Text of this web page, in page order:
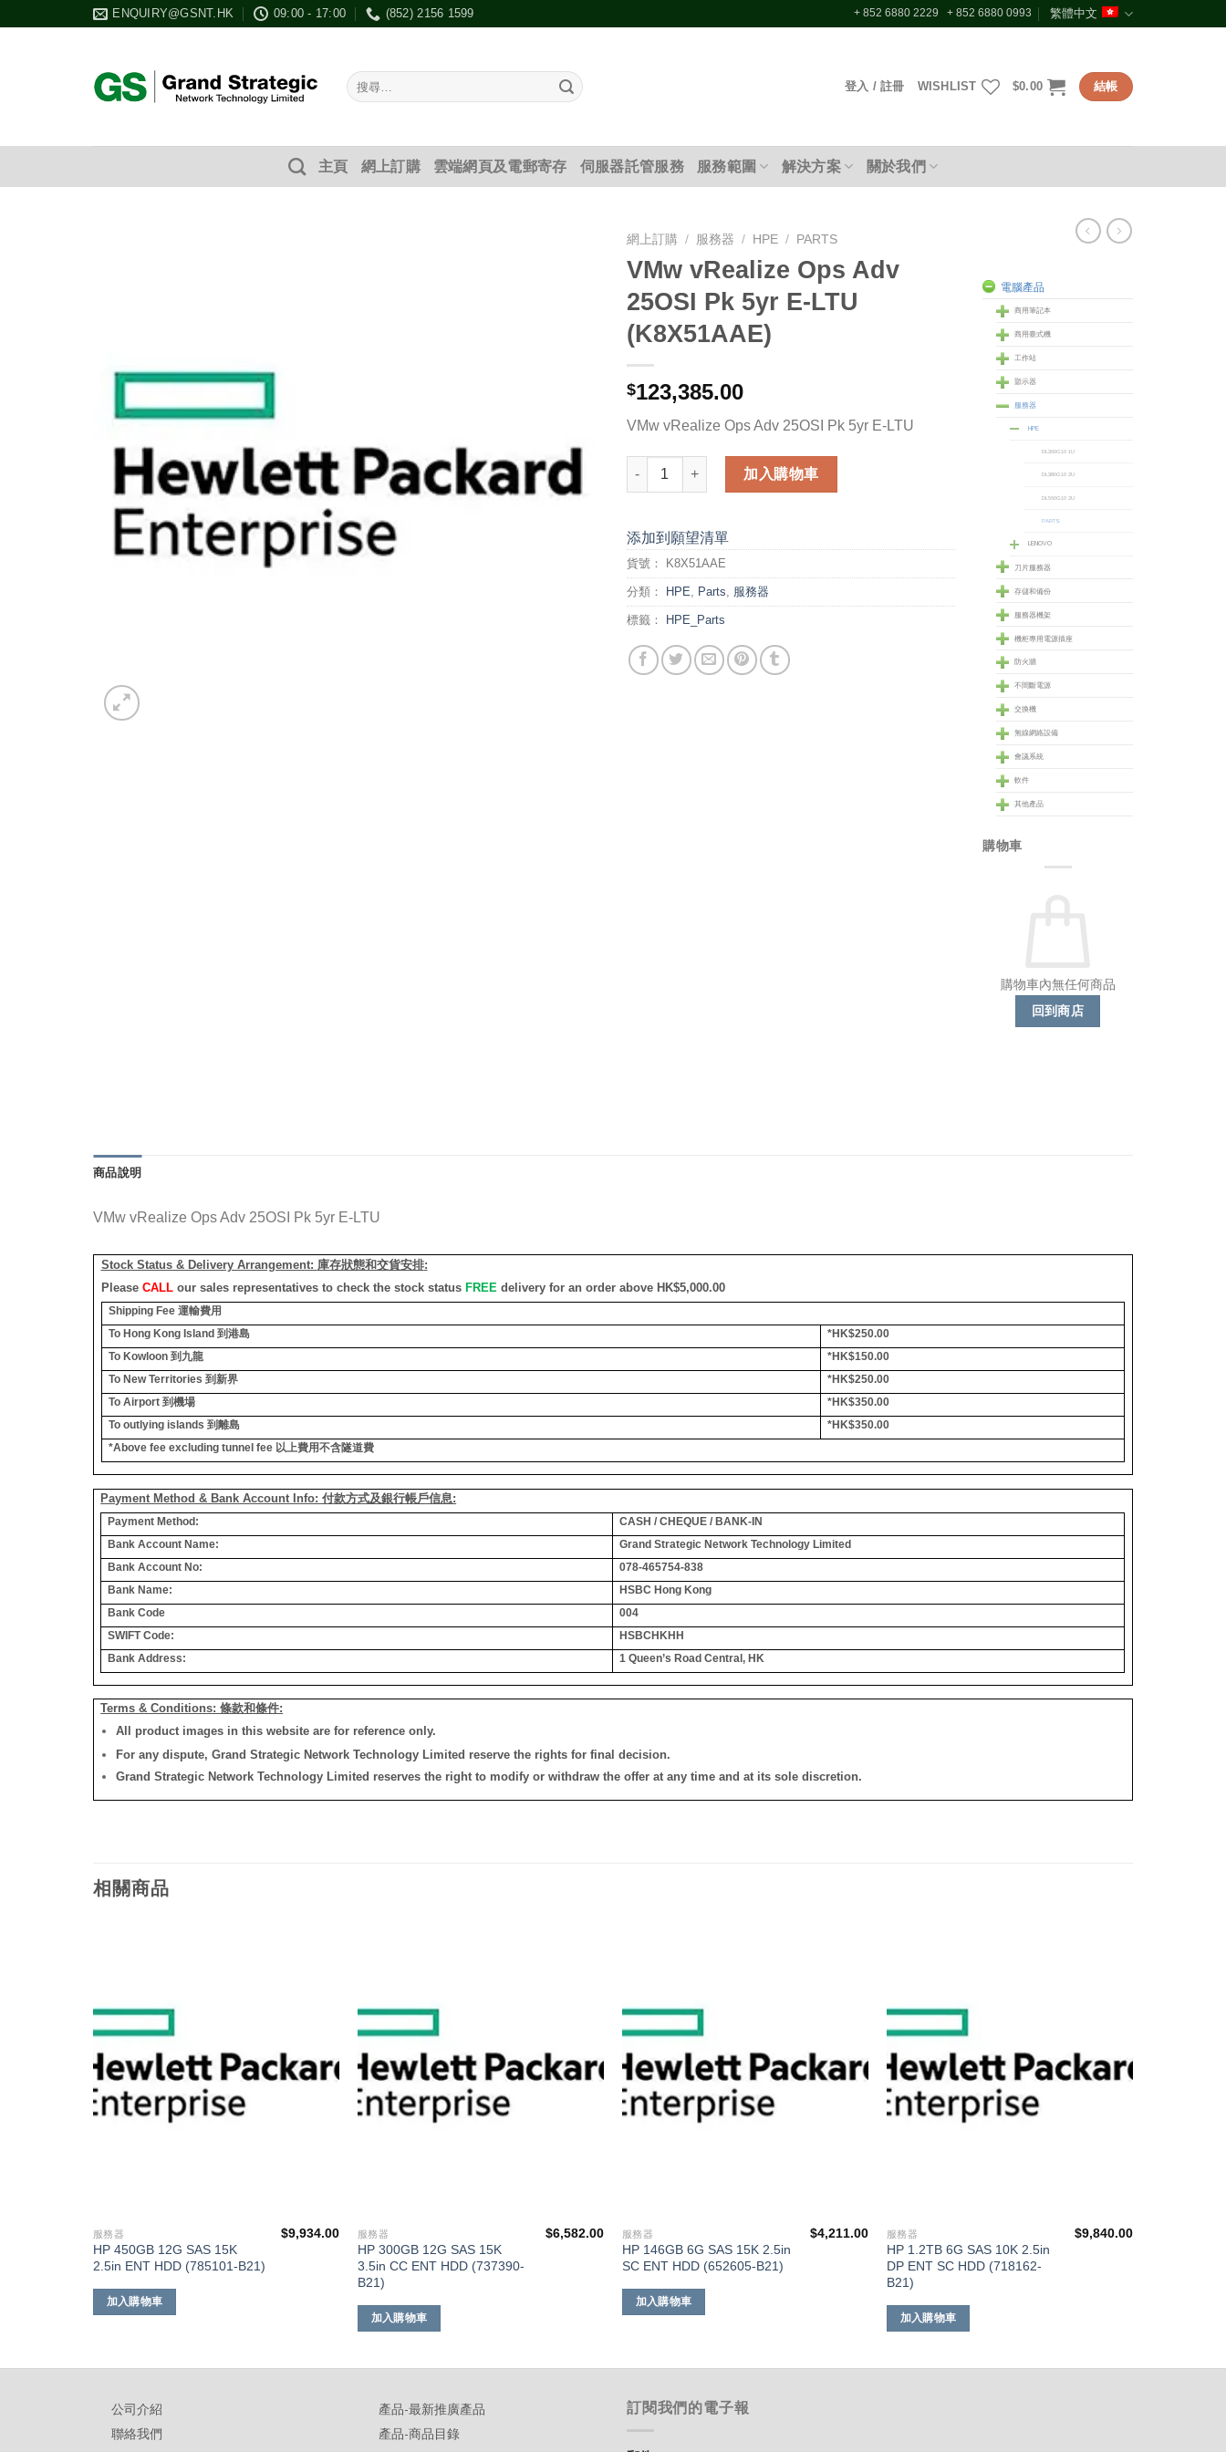
ENQUIRY@GSNT.HK 09:00 - 17:00 (852) 2156 1599 + 852 6880 2229 + 852 6880 0993 繁體中文
搜
尋：
登入 / 註冊 WISHLIST $0.00 結帳
主頁 網上訂購 雲端網頁及電郵寄存 伺服器託管服務 服務範圍 解決方案 關於我們
網上訂購 / 服務器 / HPE / PARTS
VMw vRealize Ops Adv
25OSI Pk 5yr E-LTU
(K8X51AAE)
$123,385.00
VMw vRealize Ops Adv 25OSI Pk 5yr E-LTU
VMw vRealize Ops Adv 25OSI Pk 5yr E-LTU (K8X51AAE) 數量
加入購物車
添加到願望清單
貨號： K8X51AAE
分類： HPE Parts 服務器
標籤： HPE_Parts
電腦產品
商用筆記本
商用臺式機
工作站
顥示器
服務器
HPE
DL360G10 1U
DL380G10 2U
DL560G10 2U
PARTS
LENOVO
刀片服務器
存儲和備份
服務器機架
機柜專用電源插座
防火牆
不間斷電源
交換機
無線網絡設備
會議系統
軟件
其他產品
購物車
購物車內無任何商品
回到商店
商品說明
VMw vRealize Ops Adv 25OSI Pk 5yr E-LTU
Stock Status & Delivery Arrangement: 庫存狀態和交貨安排:
Please CALLour sales representatives to check the stock status FREE delivery for an order above HK$5,000.00
Shipping Fee 運輸費用
To Hong Kong Island 到港島
*HK$250.00
To Kowloon 到九龍
*HK$150.00
To New Territories 到新界
*HK$250.00
To Airport 到機場
*HK$350.00
To outlying islands 到離島
*HK$350.00
*Above fee excluding tunnel fee 以上費用不含隧道費
Payment Method & Bank Account Info: 付款方式及銀行帳戶信息:
Payment Method:
CASH / CHEQUE / BANK-IN
Bank Account Name:
Grand Strategic Network Technology Limited
Bank Account No:
078-465754-838
Bank Name:
HSBC Hong Kong
Bank Code
004
SWIFT Code:
HSBCHKHH
Bank Address:
1 Queen’s Road Central, HK
Terms & Conditions: 條款和條件:
All product images in this website are for reference only.
For any dispute, Grand Strategic Network Technology Limited reserve the rights for final decision.
Grand Strategic Network Technology Limited reserves the right to modify or withdraw the offer at any time and at its sole discretion.
相關商品
服務器
HP 450GB 12G SAS 15K
2.5in ENT HDD (785101-B21)
$9,934.00
加入購物車
服務器
HP 300GB 12G SAS 15K
3.5in CC ENT HDD (737390-
B21)
$6,582.00
加入購物車
服務器
HP 146GB 6G SAS 15K 2.5in
SC ENT HDD (652605-B21)
$4,211.00
加入購物車
服務器
HP 1.2TB 6G SAS 10K 2.5in
DP ENT SC HDD (718162-
B21)
$9,840.00
加入購物車
公司介紹
聯絡我們
產品-最新推廣產品
產品-商品目錄
訂閱我們的電子報